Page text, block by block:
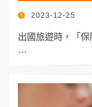
POSTED
2023-12-25
出國旅遊時，「
…